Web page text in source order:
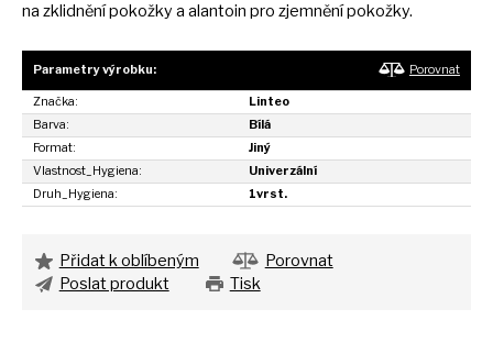
na zklidnění pokožkya alantoin pro zjemnění pokožky.
Parametry výrobku: Porovnat
Značka:
Linteo
Barva:
Bílá
Format:
Jiný
Vlastnost_Hygiena:
Univerzální
Druh_Hygiena:
1vrst.
Přidat k oblíbeným
Porovnat
Poslat produkt
Tisk